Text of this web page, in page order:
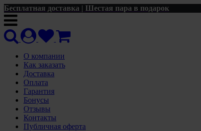
Бесплатная доставка | Шестая пара в подарок
О компании
Как заказать
Доставка
Оплата
Гарантия
Бонусы
Отзывы
Контакты
Публичная оферта